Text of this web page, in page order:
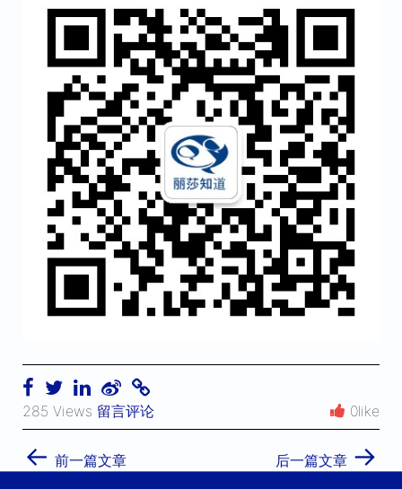
285 Views 留言评论 0like
← 前一篇文章 后一篇文章 →